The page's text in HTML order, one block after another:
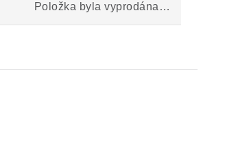
Položka byla vyprodána…